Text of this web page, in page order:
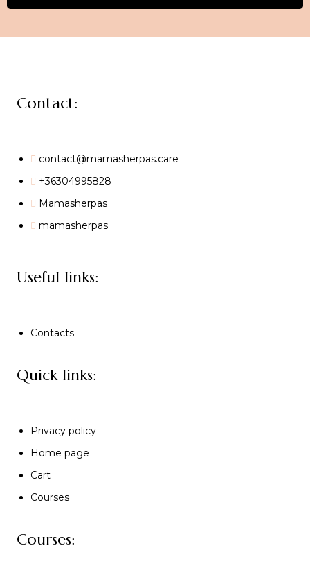
Contact:
contact@mamasherpas.care
+36304995828
Mamasherpas
mamasherpas
Useful links:
Contacts
Quick links:
Privacy policy
Home page
Cart
Courses
Courses: